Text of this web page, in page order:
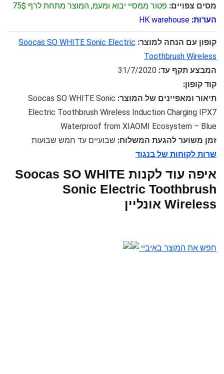
מסים צפויים: פטור ממסיי יבוא ומעמ, המוצר מתחת לרף 75$
הערות: HK warehouse
קופון עם הנחה למוצר: Soocas SO WHITE Sonic Electric
Toothbrush Wireless
המבצע תקף עד: 31/7/2020
קוד קופון:
תיאור ומאפיינים של המוצר: Soocas SO WHITE Sonic
Electric Toothbrush Wireless Induction Charging IPX7
Waterproof from XIAOMI Ecosystem – Blue
זמן משוער להגעת המשלוח: שבועיים עד חמש שבועות
שרות לקוחות של בנגוד
איפה עוד לקנות Soocas SO WHITE
Sonic Electric Toothbrush
Wireless אונליין
חפש את המוצר באיביי